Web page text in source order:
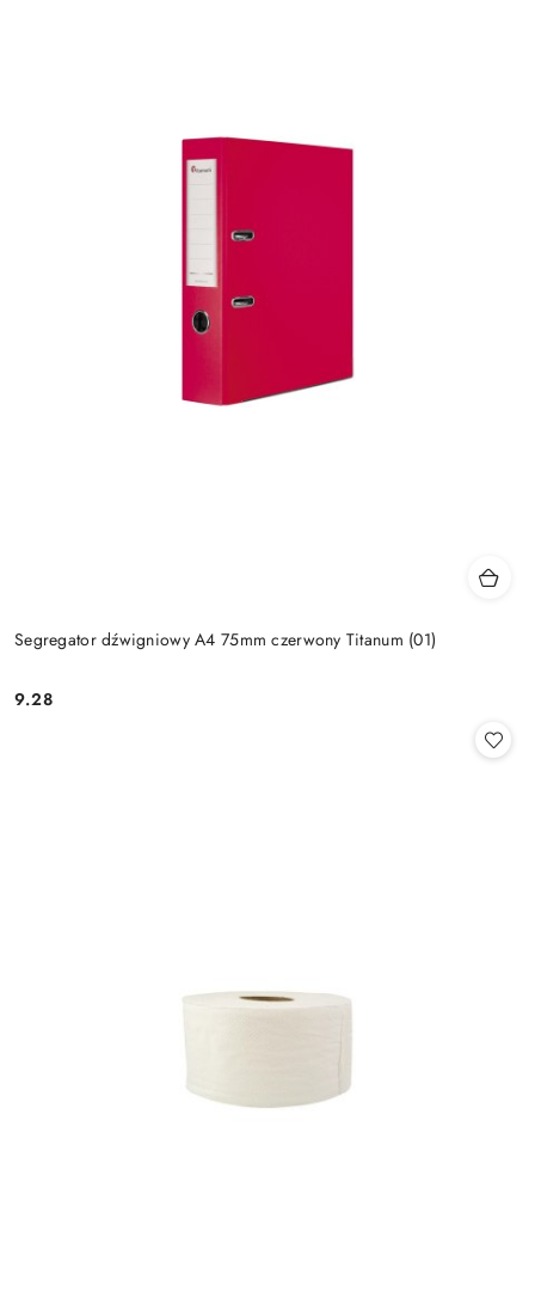
Segregator dźwigniowy A4 75mm czerwony Titanum (01)
Cena:
9.28